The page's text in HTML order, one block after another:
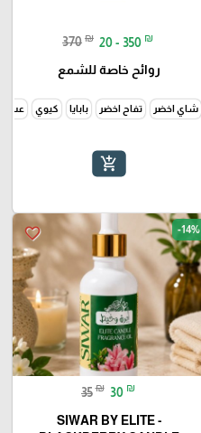
370 ₪ 20 - 350 ₪
روائح خاصة للشمع
شاي اخضر تفاح اخضر بابايا كيوي عسل
add_shopping_cart
favorite_border -14%
35 ₪ 30 ₪
SIWAR BY ELITE -